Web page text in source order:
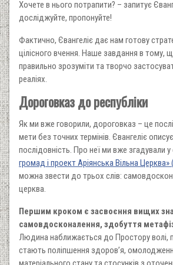
Хочете в нього потрапити? – запитує
досліджуйте, пропонуйте!
Фактично, Євангеліє дає нам готову
цілісного вчення. Наше завдання в тому,
правильно зрозуміти та творчо
реаліях.
Дороговказ до республіки
Як ми вже говорили, дороговказ – це
мети без точних термінів. Євангеліє
послідовність. Про неї ми вже згадували у
громад і проект Аріянська Вільна Церква»
можна звести до трьох слів:
церква.
Першим кроком є засвоєння вищих
самовдосконалення, здобуття
Людина наближається до Простору волі,
стають поліпшення здоров’я,